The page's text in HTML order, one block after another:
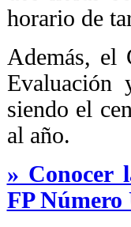
horario de
Además, el
Evaluación
siendo el
al año.
» Conocer
FP Número